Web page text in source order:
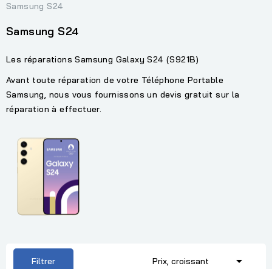
Samsung S24
Samsung S24
Les réparations Samsung Galaxy S24 (S921B)
Avant toute réparation de votre Téléphone Portable
Samsung, nous vous fournissons un devis gratuit sur la
réparation à effectuer.
Filtrer Prix, croissant 